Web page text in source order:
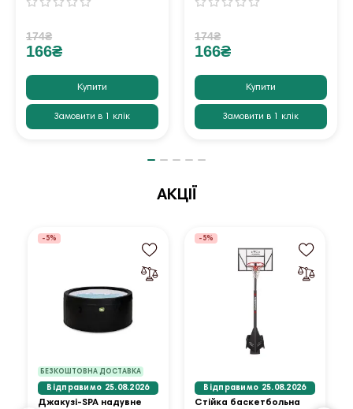
174₴
166₴
Купити
Замовити в 1 клік
174₴
166₴
Купити
Замовити в 1 клік
АКЦІЇ
БЕЗКОШТОВНА ДОСТАВКА
-5%
Відправимо 25.08.2026
Джакузі-SPA надувне
-5%
Відправимо 25.08.2026
Стійка баскетбольна